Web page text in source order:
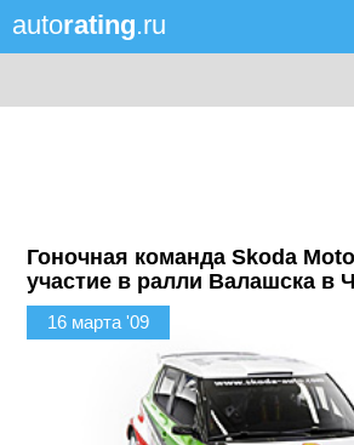
autorating.ru
Гоночная команда Skoda
участие в ралли Валашска в
16 марта '09